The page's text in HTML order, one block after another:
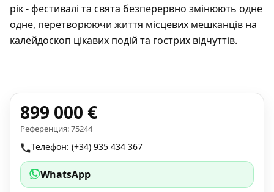
рік - фестивалі та свята безперервно змінюють одне
одне, перетворюючи життя місцевих мешканців на
калейдоскоп цікавих подій та гострих відчуттів.
899 000 €
Референция: 75244
Телефон: (+34) 935 434 367
WhatsApp